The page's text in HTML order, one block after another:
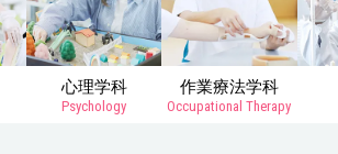
心理学科
Psychology
作業療法学科
Occupational Therapy